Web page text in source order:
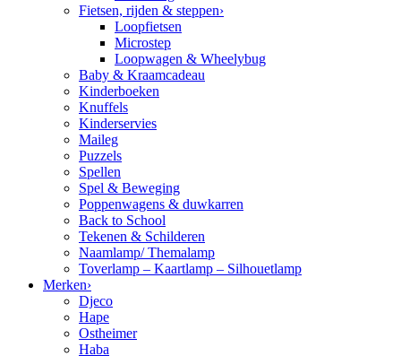
Fietsen, rijden & steppen›
Loopfietsen
Microstep
Loopwagen & Wheelybug
Baby & Kraamcadeau
Kinderboeken
Knuffels
Kinderservies
Maileg
Puzzels
Spellen
Spel & Beweging
Poppenwagens & duwkarren
Back to School
Tekenen & Schilderen
Naamlamp/ Themalamp
Toverlamp – Kaartlamp – Silhouetlamp
Merken›
Djeco
Hape
Ostheimer
Haba